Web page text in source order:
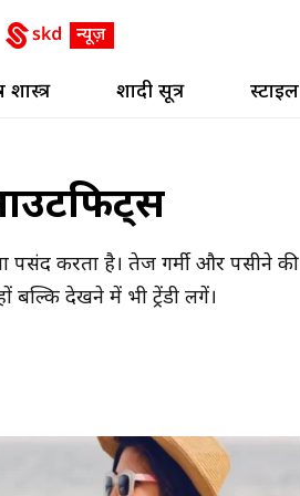
शादी सूत्र स्टाइल
पसंद करता है। तेज गर्मी और पसीने की
बल्कि देखने में भी ट्रेंडी लगें।